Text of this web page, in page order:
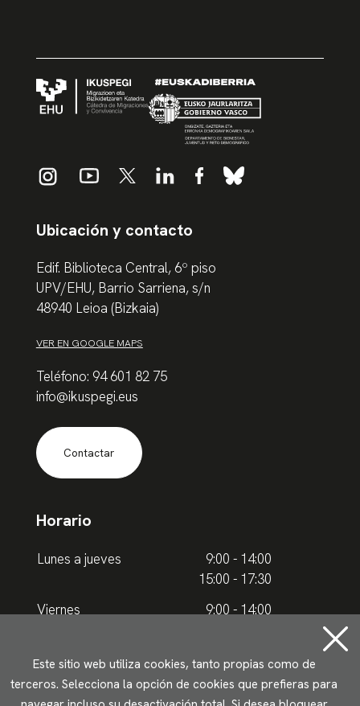
Ubicación y contacto
Edif. Biblioteca Central, 6º piso
UPV/EHU, Barrio Sarriena, s/n
48940 Leioa (Bizkaia)
VER EN GOOGLE MAPS
Teléfono: 94 601 82 75
info@ikuspegi.eus
Contactar
Horario
Lunes a jueves
9:00 - 14:00
15:00 - 17:30
Viernes
9:00 - 14:00
Horario de verano
Este sitio web utiliza cookies, tanto propias como de
terceros. Selecciona la opción de cookies que prefieras para